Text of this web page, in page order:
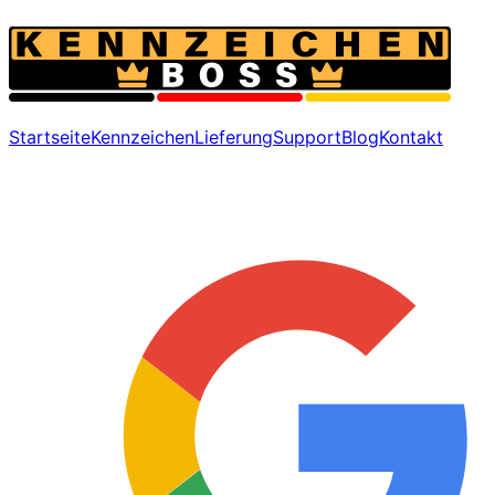
StartseiteKennzeichenLieferungSupportBlogKontakt